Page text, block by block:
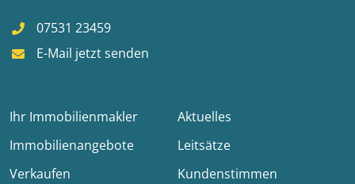
07531 23459
E-Mail jetzt senden
Ihr Immobilienmakler
Aktuelles
Immobilienangebote
Leitsätze
Verkaufen
Kundenstimmen